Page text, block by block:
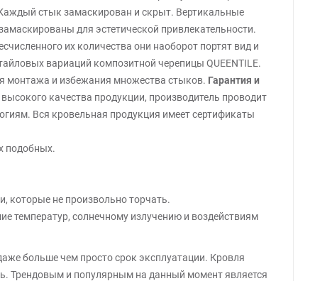
стык замаскирован и скрыт. Вертикальные
для эстетической привлекательности.
их количества они наоборот портят вид и
вариаций композитной черепицы QUEENTILE.
монтажа и избежания множества стыков. Гарантия и
качества продукции, производитель проводит
Вся кровельная продукция имеет сертификаты
подобных.
которые не произвольно торчать.
температур, солнечному излучению и воздействиям
больше чем просто срок эксплуатации. Кровля
Трендовым и популярным на данный момент является